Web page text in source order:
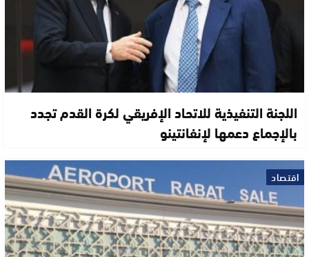
اللجنة التنفيذية للاتحاد الإفريقي لكرة القدم تجدد
بالإجماع دعمها لإنفانتينو
اقتصاد